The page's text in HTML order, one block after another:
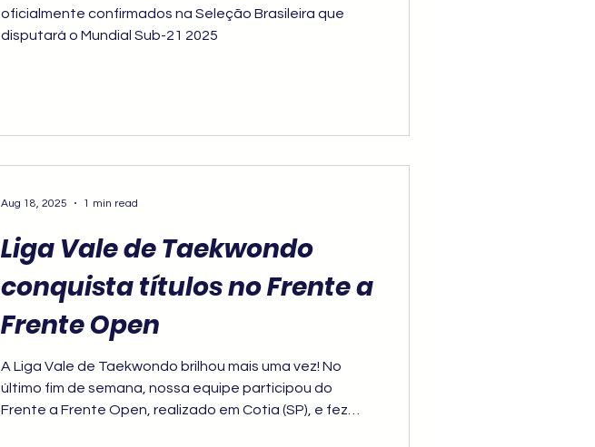
oficialmente confirmados na Seleção Brasileira que
disputará o Mundial Sub-21 2025
Liga Vale de Taekwondo
conquista títulos no Frente a
Frente Open
A Liga Vale de Taekwondo brilhou mais uma vez! No
último fim de semana, nossa equipe participou do
Frente a Frente Open, realizado em Cotia (SP), e fez
Aug 18, 2025 1 min read